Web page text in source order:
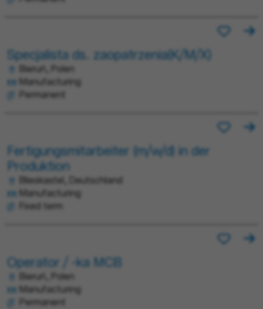
Specjalista ds. zaopatrzenia(K/M/X)
Bieruń, Polen
Manufacturing
Permanent
Fertigungsmitarbeiter (m/w/d) in der
Produktion
Blieskastel, Deutschland
Manufacturing
Fixed term
Operator / -ka MCB
Bieruń, Polen
Manufacturing
Permanent